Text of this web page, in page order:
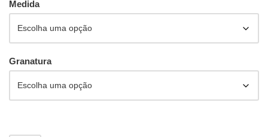
Medida
Granatura